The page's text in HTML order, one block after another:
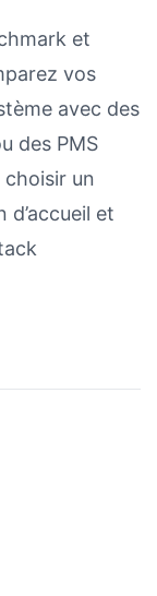
et
vos
avec des
des PMS
choisir un
et